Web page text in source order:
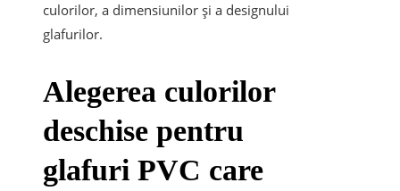
culorilor, a dimensiunilor și a designului
glafurilor.
Alegerea culorilor
deschise pentru
glafuri PVC care